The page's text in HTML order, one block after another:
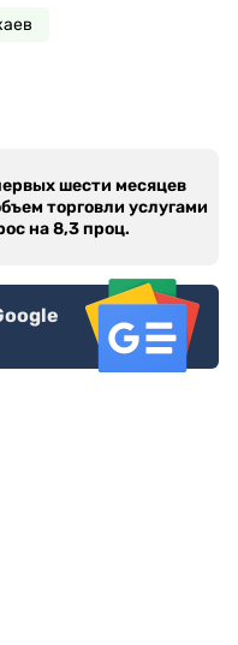
шести месяцев
торговли услугами
на 8,3 проц.